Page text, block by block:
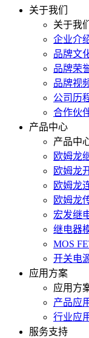
关于我们
关于我们
企业介
品牌文
品牌荣
品牌视
公司历
合作伙
产品中心
产品中
欧姆龙
欧姆龙
欧姆龙
欧姆龙
宏发继
继电器
MOS
开关电
应用方案
应用方
产品应
行业应
服务支持